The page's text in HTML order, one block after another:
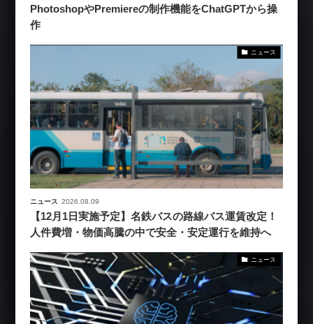
PhotoshopやPremiereの制作機能をChatGPTから操
作
ニュース
ニュース 2026.08.09
【12月1日実施予定】名鉄バスの路線バス運賃改定！
人件費増・物価高騰の中で安全・安定運行を維持へ
ニュース